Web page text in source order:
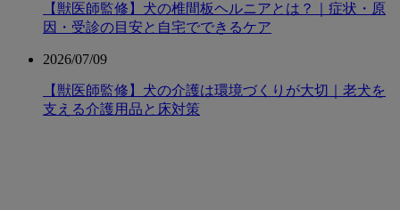
【獣医師監修】犬の椎間板ヘルニアとは？｜症状・原
因・受診の目安と自宅でできるケア
2026/07/09
【獣医師監修】犬の介護は環境づくりが大切｜老犬を
支える介護用品と床対策